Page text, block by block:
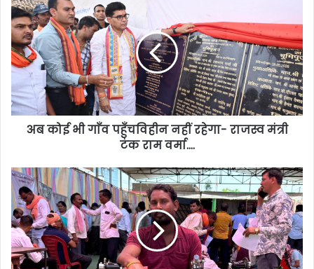
अब कोई भी गाँव पहुँचविहीन नहीं रहेगा- राजस्व मंत्री
टंक राम वर्मा….